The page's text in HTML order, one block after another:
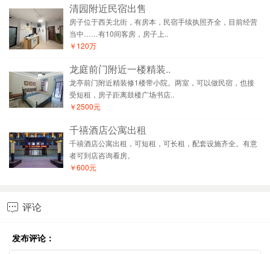
清园附近民宿出售
房子位于西关北街，有房本，民宿手续执照齐全，目前经营
当中……有10间客房，房子上..
￥120万
龙庭前门附近一楼精装..
龙亭前门附近精装修1楼带小院。两室，可以做民宿，也接
受短租，房子距离鼓楼广场书店..
￥2500元
千禧酒店公寓出租
千禧酒店公寓出租，可短租，可长租，配套设施齐全。有意
者可到店咨询看房。
￥600元
 评论
发布评论：